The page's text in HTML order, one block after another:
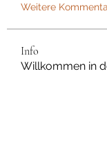
Weitere
Info
Willkommen in